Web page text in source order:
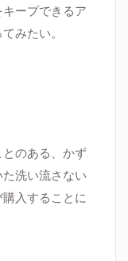
ープできるア
みたい。
のある、かず
洗い流さない
入することに